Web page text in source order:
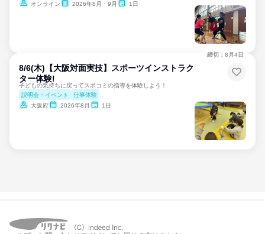
オンライン
2026年8月・9月 1日
8/6(木)【大阪対面実技】スポーツインストラク
ター体験!
子どもの気持ちに戻ってスポコミの指導を体験しよう！
説明会・イベント
仕事体験
大阪府
2026年8月 1日
締切：8月4日